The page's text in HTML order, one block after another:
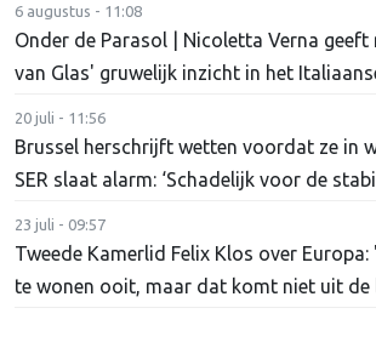
6 augustus - 11:08
Onder de Parasol | Nicoletta Verna geeft
van Glas' gruwelijk inzicht in het
20 juli - 11:56
Brussel herschrijft wetten voordat ze in
SER slaat alarm: ‘Schadelijk voor de
23 juli - 09:57
Tweede Kamerlid Felix Klos over Europa:
te wonen ooit, maar dat komt niet uit de